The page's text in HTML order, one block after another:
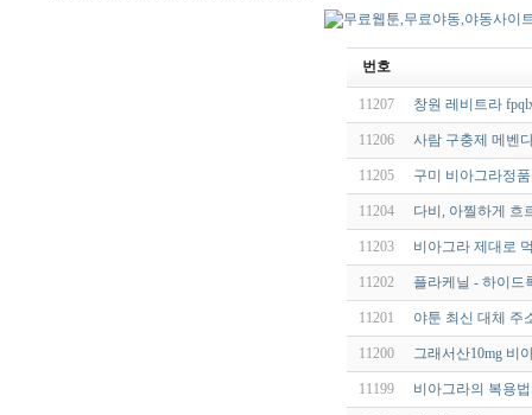
번호
11207 창원 레비트라
11206 사람 구충제 메벤
11205 구미 비아그라정
11204 다비, 아찔하게 흐
11203 비아그라 제대로
11202 플라케닐 - 하이드
11201 야툰 최신 대체 주
11200 그래서산10mg 비
11199 비아그라의 복용